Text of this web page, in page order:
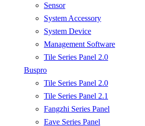
Sensor
System Accessory
System Device
Management Software
Tile Series Panel 2.0
Buspro
Tile Series Panel 2.0
Tile Series Panel 2.1
Fangzhi Series Panel
Eave Series Panel